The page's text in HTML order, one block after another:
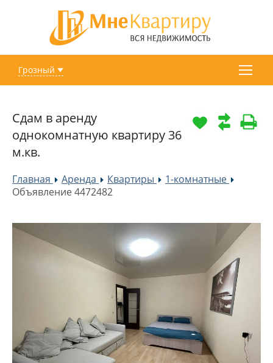
Грозный
Сдам в аренду
однокомнатную квартиру 36
м.кв.
Главная »
Аренда »Квартиры »1-комнатные
Объявление 4472482